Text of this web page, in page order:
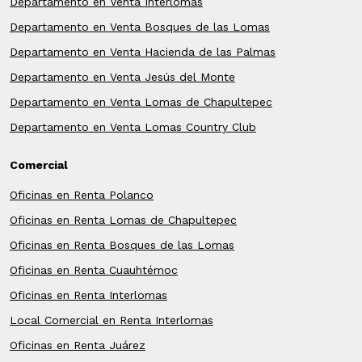
Departamento en Venta Bosques de las Lomas
Departamento en Venta Hacienda de las Palmas
Departamento en Venta Jesús del Monte
Departamento en Venta Lomas de Chapultepec
Departamento en Venta Lomas Country Club
Comercial
Oficinas en Renta Polanco
Oficinas en Renta Lomas de Chapultepec
Oficinas en Renta Bosques de las Lomas
Oficinas en Renta Cuauhtémoc
Oficinas en Renta Interlomas
Local Comercial en Renta Interlomas
Oficinas en Renta Juárez